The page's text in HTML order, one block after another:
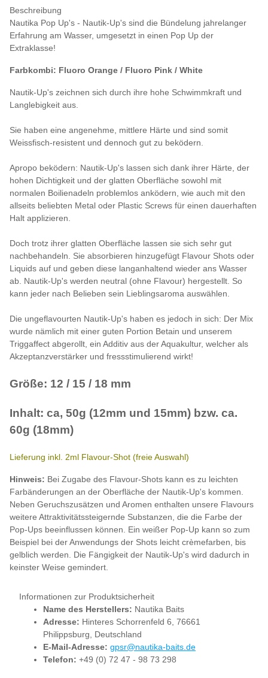
Beschreibung
Nautika Pop Up's - Nautik-Up's sind die Bündelung jahrelanger
Erfahrung am Wasser, umgesetzt in einen Pop Up der
Extraklasse!
Farbkombi: Fluoro Orange / Fluoro Pink / White
Nautik-Up's zeichnen sich durch ihre hohe Schwimmkraft und
Langlebigkeit aus.
Sie haben eine angenehme, mittlere Härte und sind somit
Weissfisch-resistent und dennoch gut zu beködern.
Apropo beködern: Nautik-Up's lassen sich dank ihrer Härte, der
hohen Dichtigkeit und der glatten Oberfläche sowohl mit
normalen Boilienadeln problemlos anködern, wie auch mit den
allseits beliebten Metal oder Plastic Screws für einen dauerhaften
Halt applizieren.
Doch trotz ihrer glatten Oberfläche lassen sie sich sehr gut
nachbehandeln. Sie absorbieren hinzugefügt Flavour Shots oder
Liquids auf und geben diese langanhaltend wieder ans Wasser
ab. Nautik-Up's werden neutral (ohne Flavour) hergestellt. So
kann jeder nach Belieben sein Lieblingsaroma auswählen.
Die ungeflavourten Nautik-Up's haben es jedoch in sich: Der Mix
wurde nämlich mit einer guten Portion Betain und unserem
Triggaffect abgerollt, ein Additiv aus der Aquakultur, welcher als
Akzeptanzverstärker und fressstimulierend wirkt!
Größe: 12 / 15 / 18 mm
Inhalt: ca, 50g (12mm und 15mm) bzw. ca.
60g (18mm)
Lieferung inkl. 2ml Flavour-Shot (freie Auswahl)
Hinweis: Bei Zugabe des Flavour-Shots kann es zu leichten
Farbänderungen an der Oberfläche der Nautik-Up's kommen.
Neben Geruchszusätzen und Aromen enthalten unsere Flavours
weitere Attraktivitätssteigernde Substanzen, die die Farbe der
Pop-Ups beeinflussen können. Ein weißer Pop-Up kann so zum
Beispiel bei der Anwendungs der Shots leicht crèmefarben, bis
gelblich werden. Die Fängigkeit der Nautik-Up's wird dadurch in
keinster Weise gemindert.
Informationen zur Produktsicherheit
Name des Herstellers: Nautika Baits
Adresse: Hinteres Schorrenfeld 6, 76661
Philippsburg, Deutschland
E-Mail-Adresse: gpsr@nautika-baits.de
Telefon: +49 (0) 72 47 - 98 73 298